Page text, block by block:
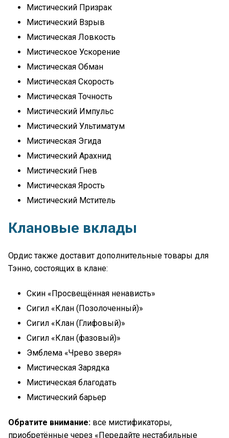
Мистический Призрак
Мистический Взрыв
Мистическая Ловкость
Мистическое Ускорение
Мистическая Обман
Мистическая Скорость
Мистическая Точность
Мистический Импульс
Мистический Ультиматум
Мистическая Эгида
Мистический Арахнид
Мистический Гнев
Мистическая Ярость
Мистический Мститель
Клановые вклады
Ордис также доставит дополнительные товары для
Тэнно, состоящих в клане:
Скин «Просвещённая ненависть»
Сигил «Клан (Позолоченный)»
Сигил «Клан (Глифовый)»
Сигил «Клан (фазовый)»
Эмблема «Чрево зверя»
Мистическая Зарядка
Мистическая благодать
Мистический барьер
Обратите внимание: все мистификаторы,
приобретённые через «Передайте нестабильные